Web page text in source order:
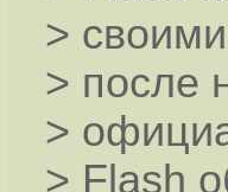
>
> после
>
> Flash